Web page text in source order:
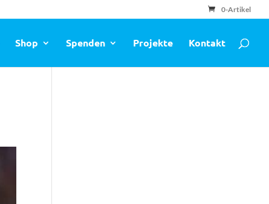
0-Artikel
Shop Spenden Projekte Kontakt